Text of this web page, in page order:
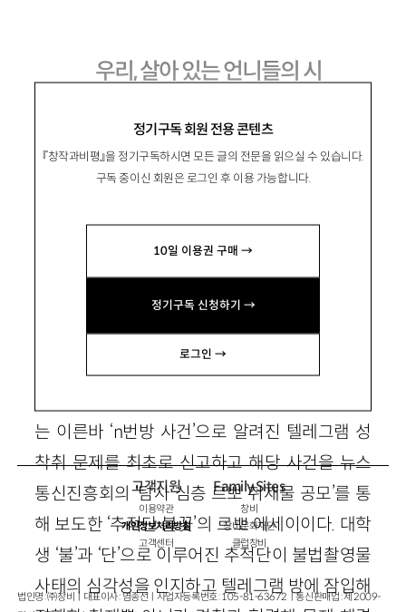
정기구독 회원 전용 콘텐츠
『창작과비평』을 정기구독하시면 모든 글의 전문을 읽으실 수 있습니다.
구독 중이신 회원은 로그인 후 이용 가능합니다.
10일 이용권 구매 →
정기구독 신청하기 →
로그인 →
우리, 살아 있는 언니들의 시
양경언梁景彦
purplesea32@hanmail.net
1. ‘우리’를 다시 쓰는 언니들
는 이른바 ‘n번방 사건’으로 알려진 텔레그램 성
착취 문제를 최초로 신고하고 해당 사건을 뉴스
통신진흥회의 ‘탐사 심층 르뽀 취재물 공모’를 통
해 보도한 ‘추적단 불꽃’의 르뽀 에세이이다. 대학
생 ‘불’과 ‘단’으로 이루어진 추적단이 불법촬영물
사태의 심각성을 인지하고 텔레그램 방에 잠입해
고객지원
이용약관
개인정보처리방침
고객센터
Family Sites
창비
창비문화재단
클럽창비
법인명 : ㈜창비ㅣ대표이사 : 염종선ㅣ사업자등록번호 : 105-81-63672ㅣ통신판매업 : 제 2009-